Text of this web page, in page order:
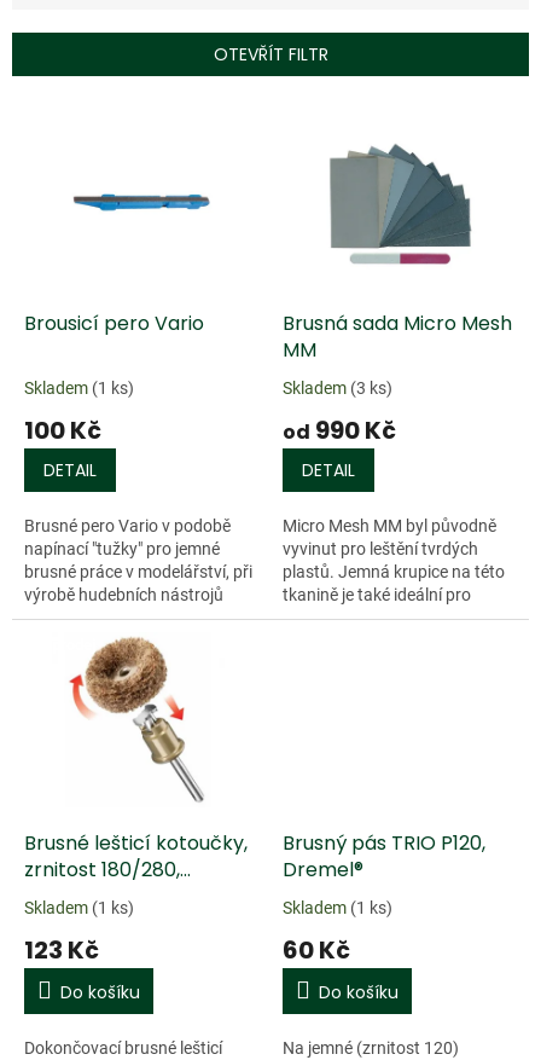
í
r
OTEVŘÍT FILTR
dBrousicí pero Vario
Skladem (1 ks)
100 Kč
DETAIL
Brusné pero Vario v podobě
napínací "tužky" pro jemné
brusné práce v modelářství, při
výrobě hudebních nástrojů
apod. Dodáváno včetně
jednoho brusného pásku o
zrnitosti 240....
Brusná sada Micro Mesh
MM
Skladem (3 ks)
od 990 Kč
DETAIL
Micro Mesh MM byl původně
vyvinut pro leštění tvrdých
plastů. Jemná krupice na této
tkanině je také ideální pro
opracování dřeva, plexiskla,
Brusné lešticí kotoučky,
zrnitost 180/280,
Dremel® EZ SpeedClic
511S bal.2ks
Skladem (1 ks)
123 Kč
Do košíku
Dokončovací brusné lešticí
Brusný pás TRIO P120,
Dremel®
Skladem (1 ks)
60 Kč
Do košíku
Na jemné (zrnitost 120)